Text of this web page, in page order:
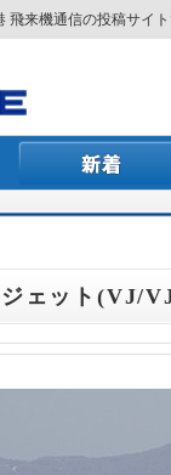
来機通信の投稿サイ
ェット(VJ/